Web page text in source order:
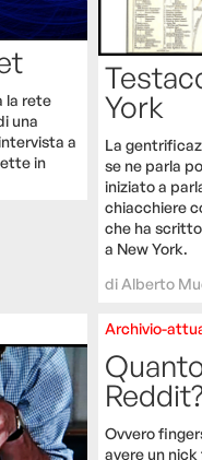
la rete
una
a
in
York
La
se ne parla
iniziato a
chiacchiere
che ha
a New York.
di Alberto
Archivio-
Ovvero
avere un